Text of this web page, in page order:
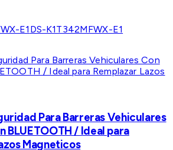
E1 DS-K1T342MFWX-E1
Para Barreras Vehiculares
BLUETOOTH / Ideal para
Magneticos